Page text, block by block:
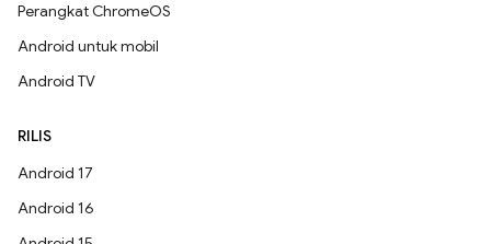
Perangkat ChromeOS
Android untuk mobil
Android TV
RILIS
Android 17
Android 16